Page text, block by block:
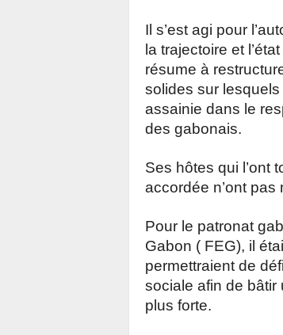
Il s’est agi pour
la trajectoire et
résume à
solides sur
assainie dans le
des gabonais.
Ses hôtes qui l’ont
accordée n’ont pas
Pour le patronat
Gabon ( FEG), il
permettraient de
sociale afin de bâtir
plus forte.